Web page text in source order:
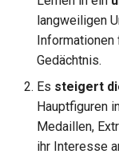
langweiligen
Informationen
Gedächtnis.
Es steigert
Hauptfiguren
Medaillen,
ihr Interesse